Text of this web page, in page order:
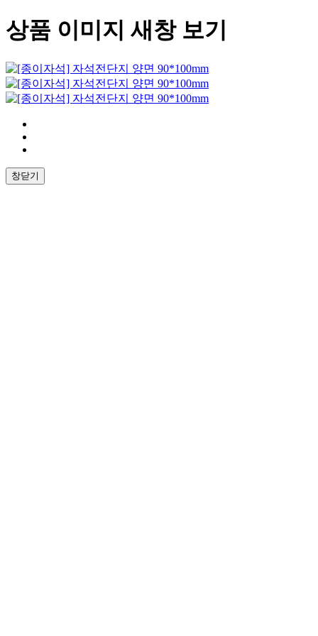
상품 이미지 새창 보기
창닫기